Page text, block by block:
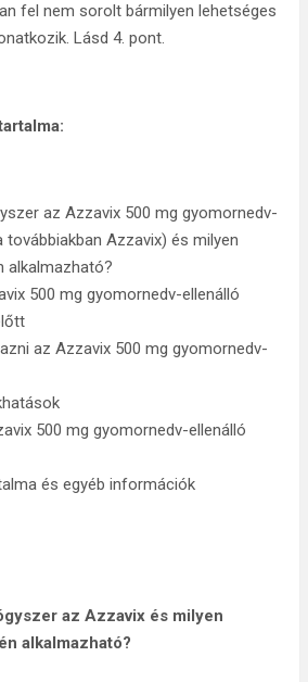
fel nem sorolt bármilyen lehetséges
Lásd 4. pont.
az Azzavix 500 mg gyomornedv-
továbbiakban Azzavix) és milyen
alkalmazható?
500 mg gyomornedv-ellenálló
az Azzavix 500 mg gyomornedv-
500 mg gyomornedv-ellenálló
és egyéb információk
az Azzavix és milyen
alkalmazható?